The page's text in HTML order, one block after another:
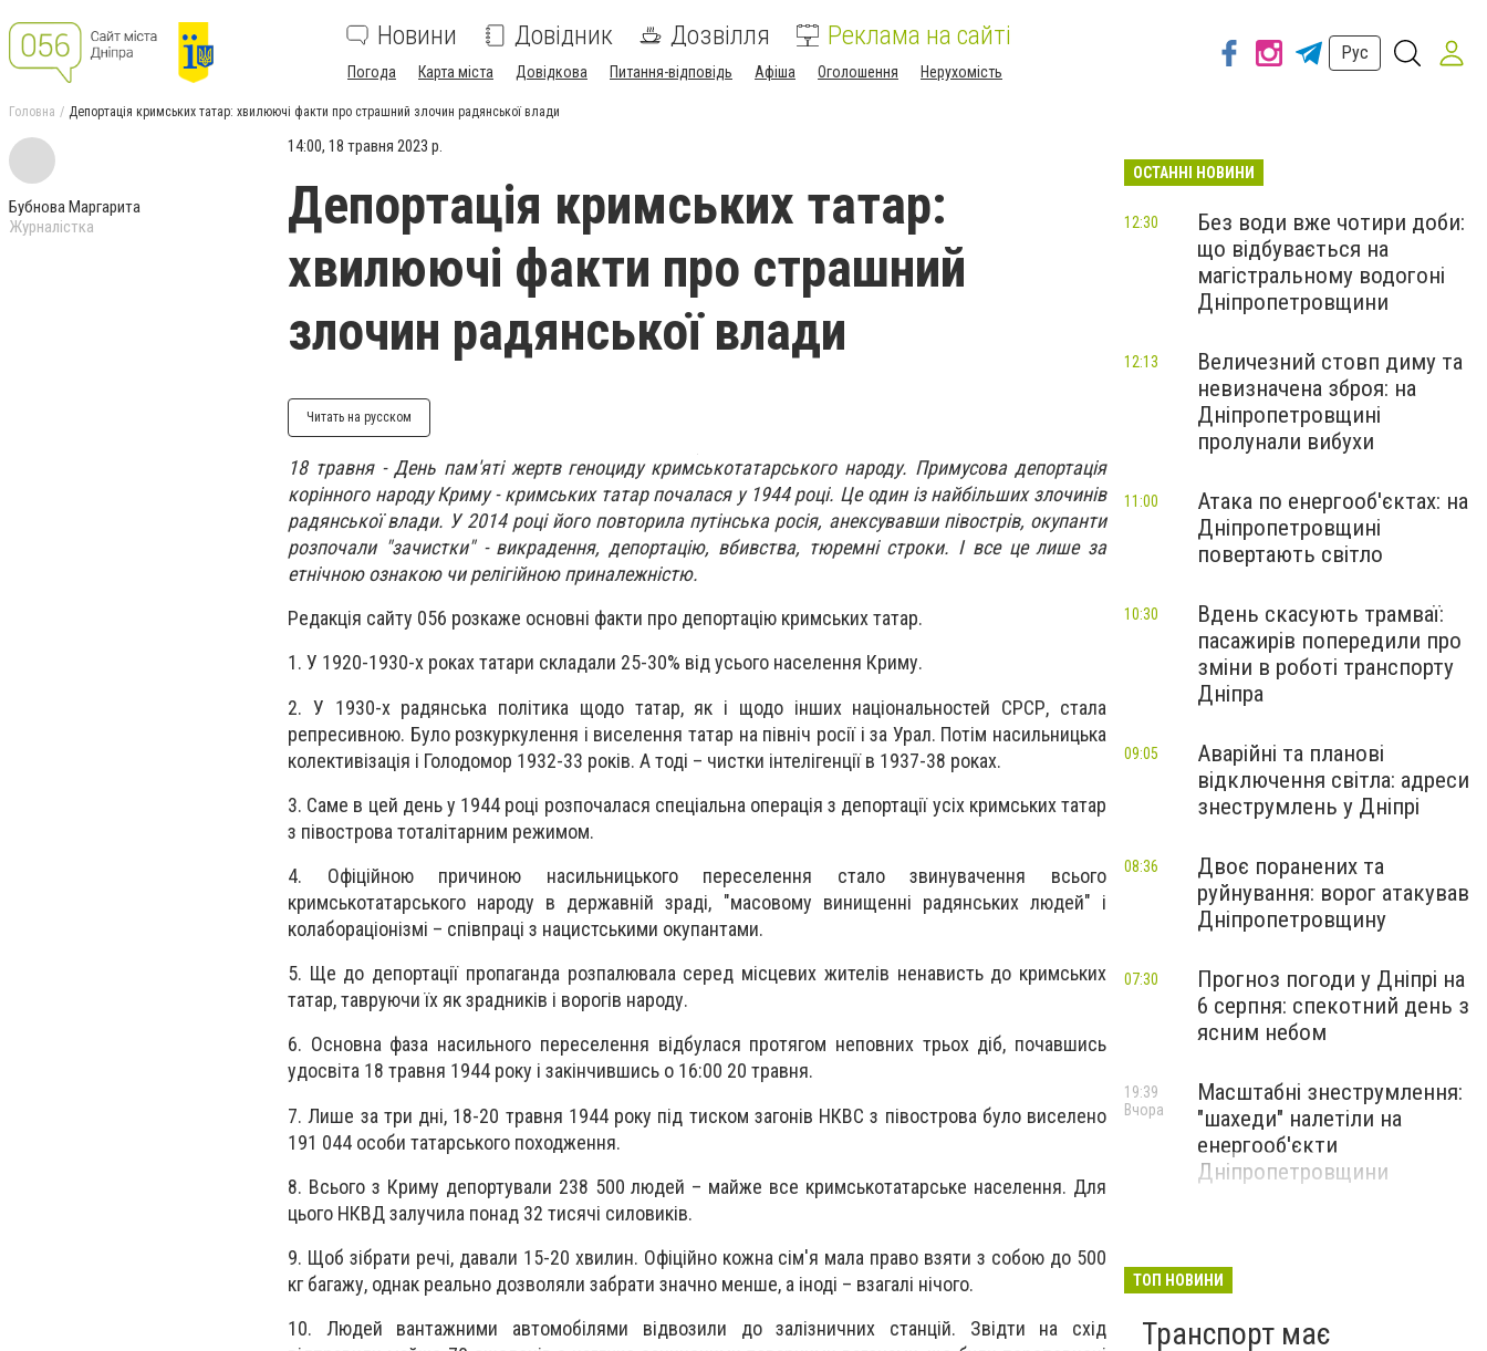
Новини Довідник Дозвілля Реклама на сайті
Погода Карта міста Довідкова Питання-відповідь Афіша Оголошення Нерухомість
Рус
Головна Депортація кримських татар: хвилюючі факти про страшний злочин радянської влади
Бубнова Маргарита
Журналістка
14:00, 18 травня 2023 р.
Депортація кримських татар:
хвилюючі факти про страшний
злочин радянської влади
Читать на русском
18 травня - День пам'яті жертв геноциду кримськотатарського народу. Примусова депортація
корінного народу Криму - кримських татар почалася у 1944 році. Це один із найбільших злочинів
радянської влади. У 2014 році його повторила путінська росія, анексувавши півострів, окупанти
розпочали "зачистки" - викрадення, депортацію, вбивства, тюремні строки. І все це лише за
етнічною ознакою чи релігійною приналежністю.
Редакція сайту 056 розкаже основні факти про депортацію кримських татар.
1. У 1920-1930-х роках татари складали 25-30% від усього населення Криму.
2. У 1930-х радянська політика щодо татар, як і щодо інших національностей СРСР, стала
репресивною. Було розкуркулення і виселення татар на північ росії і за Урал. Потім насильницька
колективізація і Голодомор 1932-33 років. А тоді – чистки інтелігенції в 1937-38 роках.
3. Саме в цей день у 1944 році розпочалася спеціальна операція з депортації усіх кримських татар
з півострова тоталітарним режимом.
4. Офіційною причиною насильницького переселення стало звинувачення всього
кримськотатарського народу в державній зраді, "масовому винищенні радянських людей" і
колабораціонізмі – співпраці з нацистськими окупантами.
5. Ще до депортації пропаганда розпалювала серед місцевих жителів ненависть до кримських
татар, тавруючи їх як зрадників і ворогів народу.
6. Основна фаза насильного переселення відбулася протягом неповних трьох діб, почавшись
удосвіта 18 травня 1944 року і закінчившись о 16:00 20 травня.
7. Лише за три дні, 18-20 травня 1944 року під тиском загонів НКВС з півострова було виселено
191 044 особи татарського походження.
8. Всього з Криму депортували 238 500 людей – майже все кримськотатарське населення. Для
цього НКВД залучила понад 32 тисячі силовиків.
9. Щоб зібрати речі, давали 15-20 хвилин. Офіційно кожна сім'я мала право взяти з собою до 500
кг багажу, однак реально дозволяли забрати значно менше, а іноді – взагалі нічого.
10. Людей вантажними автомобілями відвозили до залізничних станцій. Звідти на схід
ОСТАННІ НОВИНИ
Без води вже чотири доби:
що відбувається на
магістральному водогоні
Дніпропетровщини
12:30
Величезний стовп диму та
невизначена зброя: на
Дніпропетровщині
пролунали вибухи
12:13
Атака по енергооб'єктах: на
Дніпропетровщині
повертають світло
11:00
Вдень скасують трамваї:
пасажирів попередили про
зміни в роботі транспорту
Дніпра
10:30
Аварійні та планові
відключення світла: адреси
знеструмлень у Дніпрі
09:05
Двоє поранених та
руйнування: ворог атакував
Дніпропетровщину
08:36
Прогноз погоди у Дніпрі на
6 серпня: спекотний день з
ясним небом
07:30
Масштабні знеструмлення:
"шахеди" налетіли на
енергооб'єкти
Дніпропетровщини
19:39
Вчора
ТОП НОВИНИ
Транспорт має